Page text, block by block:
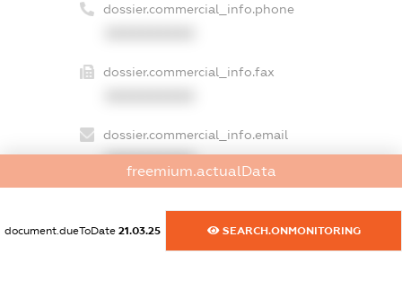
dossier.commercial_info.phone
dossier.commercial_info.fax
dossier.commercial_info.email
XXXXXXXXXX
freemium.actualData
document.dueToDate 21.03.25 SEARCH.ONMONITORING